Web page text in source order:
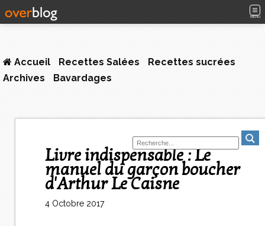
MENU
Accueil Recettes Salées
Recettes sucrées
Archives
Bavardages
Livre indispensable : Le
manuel du garçon boucher
d'Arthur Le Caisne
4 Octobre 2017